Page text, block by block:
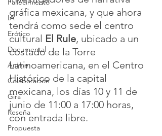
Fallecimiento
IA
Erótico
Documental
Anime
Colaboración
Gira
Reseña
Propuesta
gráfica mexicana, y que ahora
tendrá como sede el centro
cultural El Rule, ubicado a un
costado de la Torre
Latinoamericana, en el Centro
Histórico de la capital
mexicana, los días 10 y 11 de
junio de 11:00 a 17:00 horas,
con entrada libre.